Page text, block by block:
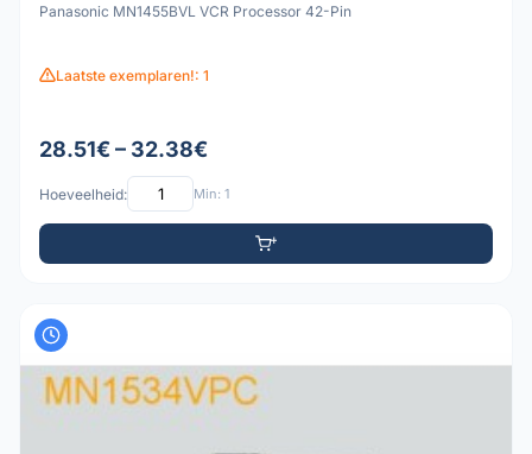
Panasonic MN1455BVL VCR Processor 42-Pin
Laatste exemplaren!: 1
28.51€ – 32.38€
Hoeveelheid: Min: 1